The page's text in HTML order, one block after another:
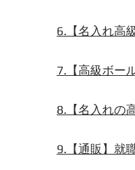
6.【名入れ高
7.【高級ボー
8.【名入れの
9.【通販】就